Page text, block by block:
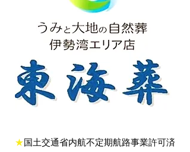
★国土交通省内航不定期航路事業許可済